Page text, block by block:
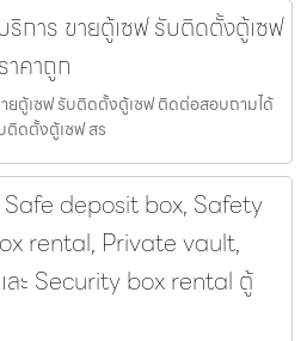
การ ขายตู้เซฟ รับติดตั้งตู้เซฟ
คาถูก
ยตู้เซฟ รับติดตั้งตู้เซฟ ติดต่อสอบถามได้
ติดตั้งตู้เซฟ สร
deposit box, Safety
rental, Private vault,
ะ Security box rental ตู้